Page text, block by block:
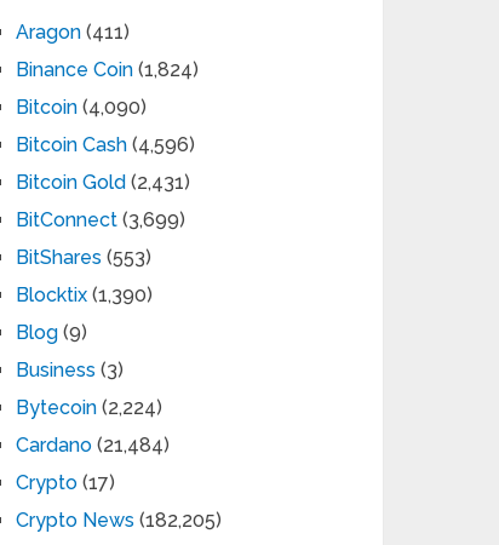
Aragon (411)
Binance Coin (1,824)
Bitcoin (4,090)
Bitcoin Cash (4,596)
Bitcoin Gold (2,431)
BitConnect (3,699)
BitShares (553)
Blocktix (1,390)
Blog (9)
Business (3)
Bytecoin (2,224)
Cardano (21,484)
Crypto (17)
Crypto News (182,205)